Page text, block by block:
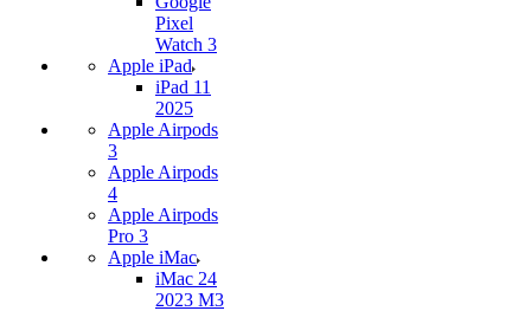
Pixel
Watch 3
Apple iPad
iPad 11
2025
Apple Airpods
3
Apple Airpods
4
Apple Airpods
Pro 3
Apple iMac
iMac 24
2023 M3